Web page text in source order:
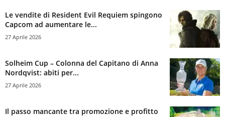
Le vendite di Resident Evil Requiem spingono
Capcom ad aumentare le...
27 Aprile 2026
Solheim Cup – Colonna del Capitano di Anna
Nordqvist: abiti per...
27 Aprile 2026
Il passo mancante tra promozione e profitto